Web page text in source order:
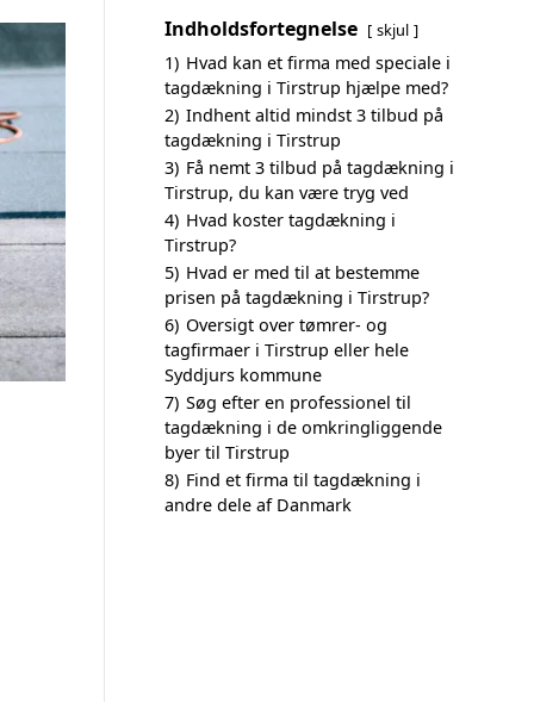
Indholdsfortegnelse skjul
1) Hvad kan et firma med speciale i
tagdækning i Tirstrup hjælpe med?
2) Indhent altid mindst 3 tilbud på
tagdækning i Tirstrup
3) Få nemt 3 tilbud på tagdækning i
Tirstrup, du kan være tryg ved
4) Hvad koster tagdækning i
Tirstrup?
5) Hvad er med til at bestemme
prisen på tagdækning i Tirstrup?
6) Oversigt over tømrer- og
tagfirmaer i Tirstrup eller hele
Syddjurs kommune
7) Søg efter en professionel til
tagdækning i de omkringliggende
byer til Tirstrup
8) Find et firma til tagdækning i
andre dele af Danmark